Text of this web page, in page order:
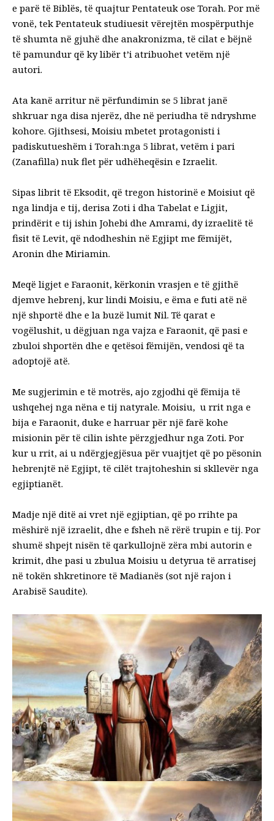
e parë të Biblës, të quajtur Pentateuk ose Torah. Por më
vonë, tek Pentateuk studiuesit vërejtën mospërputhje
të shumta në gjuhë dhe anakronizma, të cilat e bëjnë
të pamundur që ky libër t’i atribuohet vetëm një
autori.
Ata kanë arritur në përfundimin se 5 librat janë
shkruar nga disa njerëz, dhe në periudha të ndryshme
kohore. Gjithsesi, Moisiu mbetet protagonisti i
padiskutueshëm i Torah:nga 5 librat, vetëm i pari
(Zanafilla) nuk flet për udhëheqësin e Izraelit.
Sipas librit të Eksodit, që tregon historinë e Moisiut që
nga lindja e tij, derisa Zoti i dha Tabelat e Ligjit,
prindërit e tij ishin Johebi dhe Amrami, dy izraelitë të
fisit të Levit, që ndodheshin në Egjipt me fëmijët,
Aronin dhe Miriamin.
Meqë ligjet e Faraonit, kërkonin vrasjen e të gjithë
djemve hebrenj, kur lindi Moisiu, e ëma e futi atë në
një shportë dhe e la buzë lumit Nil. Të qarat e
vogëlushit, u dëgjuan nga vajza e Faraonit, që pasi e
zbuloi shportën dhe e qetësoi fëmijën, vendosi që ta
adoptojë atë.
Me sugjerimin e të motrës, ajo zgjodhi që fëmija të
ushqehej nga nëna e tij natyrale. Moisiu, u rrit nga e
bija e Faraonit, duke e harruar për një farë kohe
misionin për të cilin ishte përzgjedhur nga Zoti. Por
kur u rrit, ai u ndërgjegjësua për vuajtjet që po pësonin
hebrenjtë në Egjipt, të cilët trajtoheshin si skllevër nga
egjiptianët.
Madje një ditë ai vret një egjiptian, që po rrihte pa
mëshirë një izraelit, dhe e fsheh në rërë trupin e tij. Por
shumë shpejt nisën të qarkullojnë zëra mbi autorin e
krimit, dhe pasi u zbulua Moisiu u detyrua të arratisej
në tokën shkretinore të Madianës (sot një rajon i
Arabisë Saudite).